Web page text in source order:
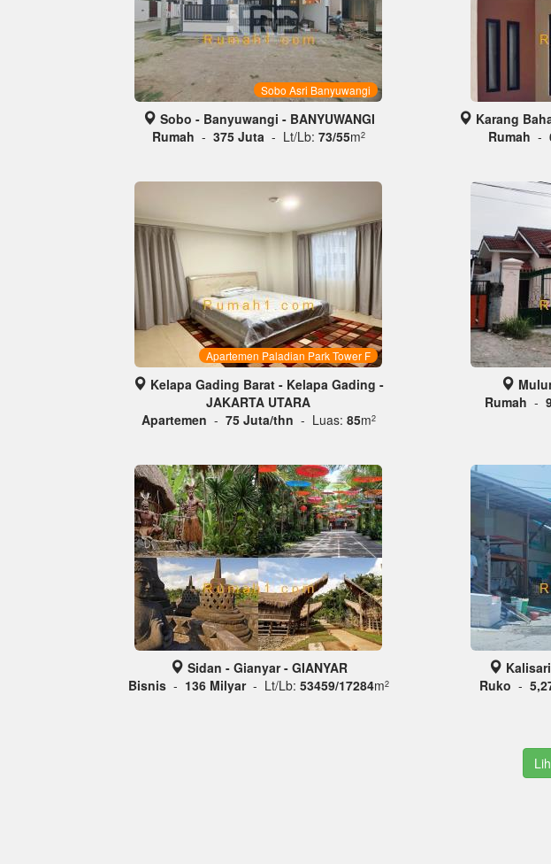
Sobo Asri Banyuwangi
Sobo - Banyuwangi - BANYUWANGI
Rumah - 375 Juta - Lt/Lb: 73/55m2
Karang
Rumah -
Apartemen Paladian Park Tower F
Kelapa Gading Barat - Kelapa Gading -
JAKARTA UTARA
Apartemen - 75 Juta/thn - Luas: 85m2
Rumah -
Sidan - Gianyar - GIANYAR
Bisnis- 136 Milyar - Lt/Lb: 53459/17284m2
Ruko -